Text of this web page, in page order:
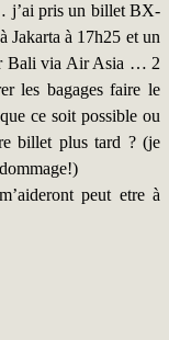
j’ai pris un billet BX-
à 17h25 et un
Bali via Air Asia … 2
les bagages faire le
ce soit possible ou
billet plus tard ? (je
peut etre à